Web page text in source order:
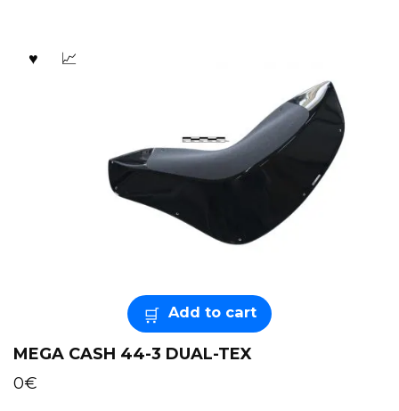
Add to cart
MEGA CASH 44-3 DUAL-TEX
0€